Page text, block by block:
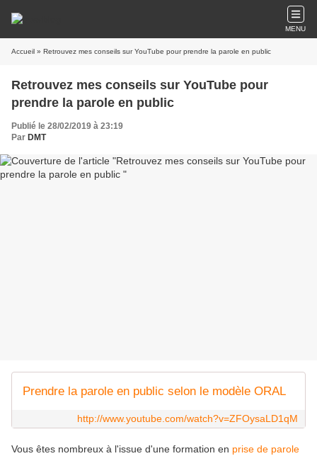
MENU
Accueil » Retrouvez mes conseils sur YouTube pour prendre la parole en public
Retrouvez mes conseils sur YouTube pour
prendre la parole en public
Publié le 28/02/2019 à 23:19
Par DMT
Prendre la parole en public selon le modèle ORAL
http://www.youtube.com/watch?v=ZFOysaLD1qM
Vous êtes nombreux à l'issue d'une formation en prise de parole